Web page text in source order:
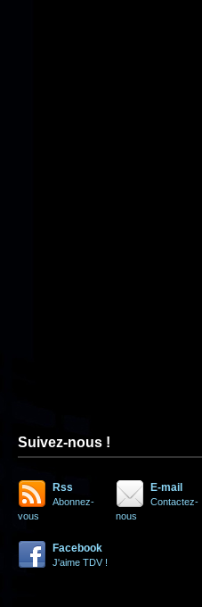
Suivez-nous !
Rss
Abonnez-
vous
E-mail
Contactez-
nous
Facebook
J'aime TDV !